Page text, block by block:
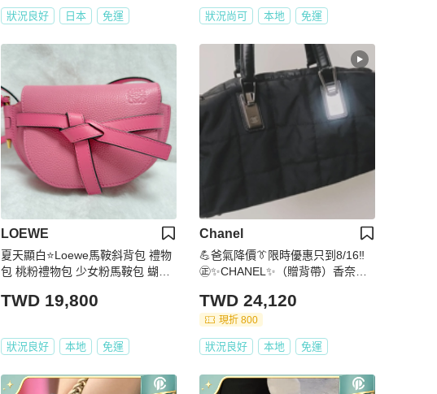
狀況良好 日本 免運 狀況尚可 本地 免運
LOEWE
夏天顯白⭐️Loewe馬鞍斜背包 禮物
包 桃粉禮物包 少女粉馬鞍包 蝴蝶
TWD 19,800
狀況良好 本地 免運
Chanel
💪爸氣降價👔限時優惠只到8/16‼️
㊣✨CHANEL✨（贈背帶）香奈兒
齡球包 手提包/二手包/二手精品🌳
二手樹屋🌳
TWD 24,120
現折 800
狀況良好 本地 免運